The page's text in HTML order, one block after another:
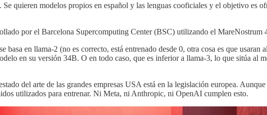
quieren modelos propios en español y las lenguas cooficiales y el objetivo es
por el Barcelona Supercomputing Center (BSC) utilizando el MareNostrum
en llama-2 (no es correcto, está entrenado desde 0, otra cosa es que usaran
en su versión 34B. O en todo caso, que es inferior a llama-3, lo que sitúa al
del arte de las grandes empresas USA está en la legislación europea.
utilizados para entrenar. Ni Meta, ni Anthropic, ni OpenAI cumplen esto.